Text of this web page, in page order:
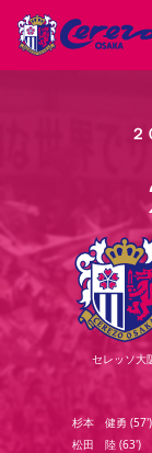
試合日程 / 結果
チームについて
選手・スタッフ
アカデミー
ハナ
チケット
チケット情報 販
シーズンシート
特定興行入場券
観戦ガイド
初めて観戦ガイド
観戦マナー&ルール
クラブを知る
セレッソ大阪につ
クラブ紹介
サポートする
ファンクラブ
ファンクラブ
SAKURA SOCIO
２
セレッソ大
杉本 健勇 (57')
松田 陸 (63')